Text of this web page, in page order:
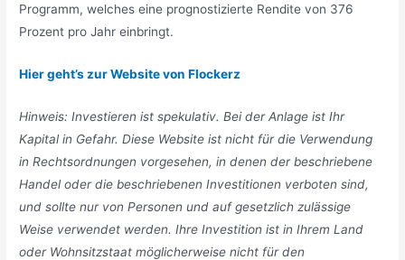
Programm, welches eine prognostizierte Rendite von 376
Prozent pro Jahr einbringt.
Hier geht’s zur Website von Flockerz
Hinweis: Investieren ist spekulativ. Bei der Anlage ist Ihr
Kapital in Gefahr. Diese Website ist nicht für die Verwendung
in Rechtsordnungen vorgesehen, in denen der beschriebene
Handel oder die beschriebenen Investitionen verboten sind,
und sollte nur von Personen und auf gesetzlich zulässige
Weise verwendet werden. Ihre Investition ist in Ihrem Land
oder Wohnsitzstaat möglicherweise nicht für den